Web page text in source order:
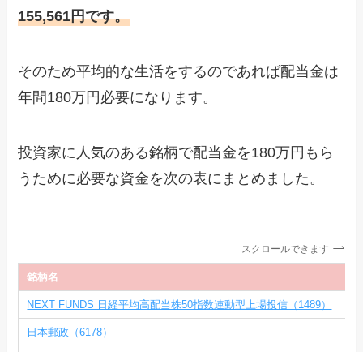
155,561円です。
そのため平均的な生活をするのであれば配当金は
年間180万円必要になります。
投資家に人気のある銘柄で配当金を180万円もら
うために必要な資金を次の表にまとめました。
スクロールできます
銘柄名
NEXT FUNDS 日経平均高配当株50指数連動型上場投信（1489）
日本郵政（6178）